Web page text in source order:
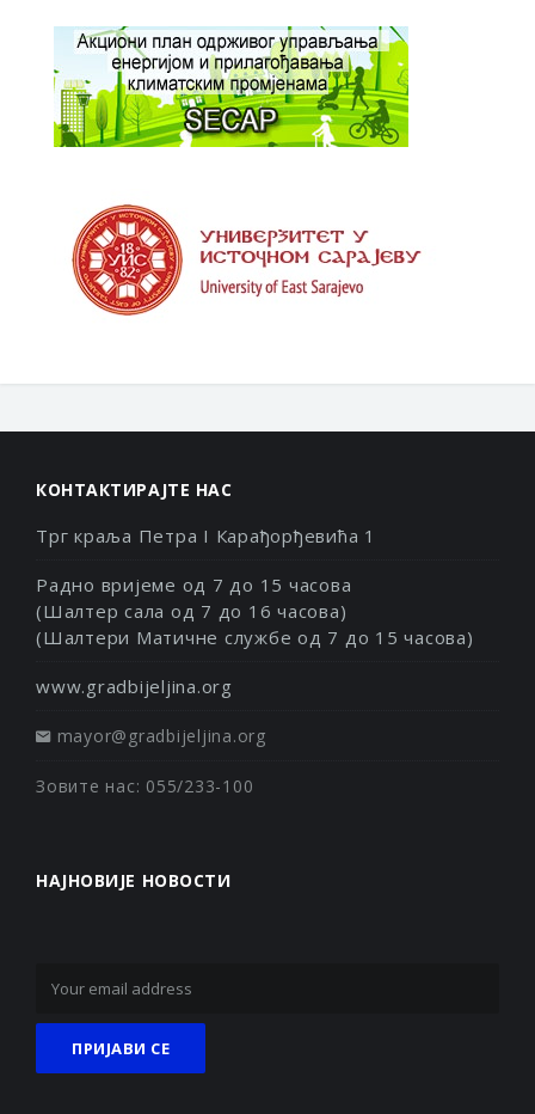
КОНТАКТИРАЈТЕ НАС
Трг краља Петра I Карађорђевића 1
Радно вријеме од 7 до 15 часова
(Шалтер сала од 7 до 16 часова)
(Шалтери Матичне службе од 7 до 15 часова)
www.gradbijeljina.org
mayor@gradbijeljina.org
Зовите нас: 055/233-100
НАЈНОВИЈЕ НОВОСТИ